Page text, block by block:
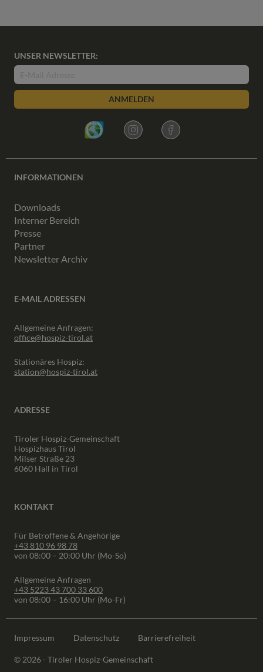
UNSER NEWSLETTER:
ANMELDEN
INFORMATIONEN
Downloads
Interner Bereich
Presse
Partner
Newsletter Archiv
E-MAIL ADRESSEN
Allgemeine Anfragen:
office@hospiz-tirol.at
Stationäres Hospiz:
station@hospiz-tirol.at
ADRESSE
Tiroler Hospiz-Gemeinschaft
Hospizhaus Tirol
Milser Straße 23
6060 Hall in Tirol
KONTAKT
Für Betroffene & Angehörige
+43 810 96 98 78
von 08:00 – 20:00 Uhr (Mo-So)
Allgemeine Anfragen
+43 5223 43 700 33 600
von 08:00 – 16:00 Uhr (Mo-Fr)
Impressum Datenschutz Barrierefreiheit
© 2026 - Tiroler Hospiz-Gemeinschaft